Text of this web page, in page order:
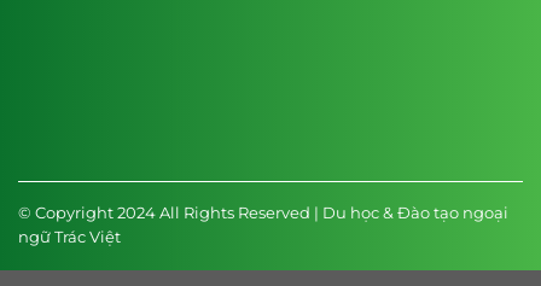
© Copyright 2024 All Rights Reserved | Du học & Đào tạo ngoại
ngữ Trác Việt